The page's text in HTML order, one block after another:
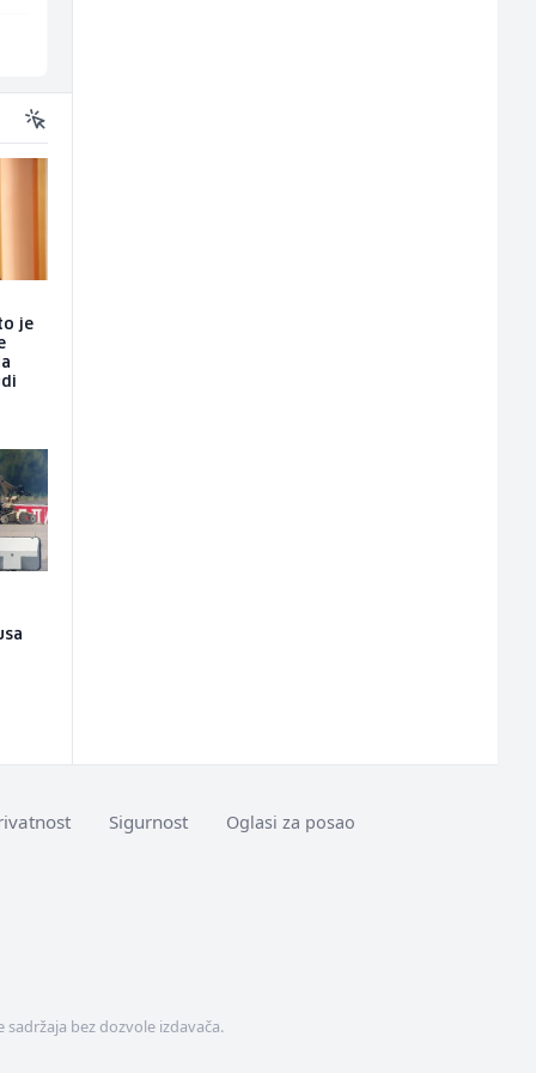
je
Sigurnost Oglasi za posao
bez dozvole izdavača.